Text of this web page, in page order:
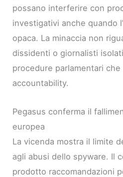
possano interferire con
investigativi anche quando
opaca. La minaccia non
dissidenti o giornalisti
procedure parlamentari
accountability.
Pegasus conferma il
europea
La vicenda mostra il limite
agli abusi dello spyware. Il
prodotto raccomandazioni